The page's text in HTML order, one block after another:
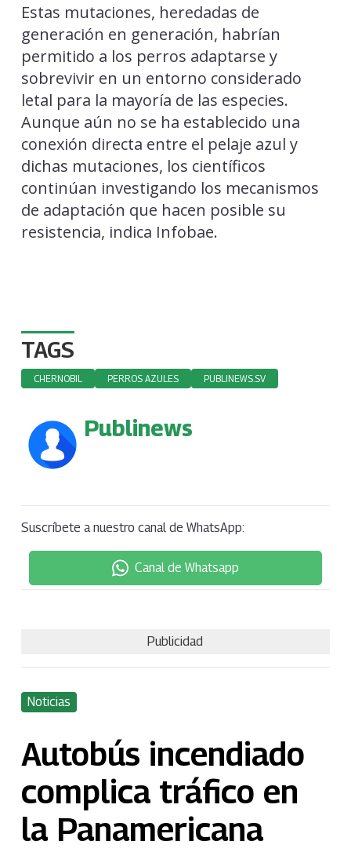
Estas mutaciones, heredadas de
generación en generación, habrían
permitido a los perros adaptarse y
sobrevivir en un entorno considerado
letal para la mayoría de las especies.
Aunque aún no se ha establecido una
conexión directa entre el pelaje azul y
dichas mutaciones, los científicos
continúan investigando los mecanismos
de adaptación que hacen posible su
resistencia, indica Infobae.
TAGS
CHERNOBIL PERROS AZULES PUBLINEWS.SV
Publinews
Suscríbete a nuestro canal de WhatsApp:
Canal de Whatsapp
Publicidad
Noticias
Autobús incendiado
complica tráfico en
la Panamericana